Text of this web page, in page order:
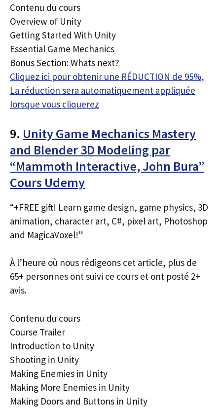
Contenu du cours
Overview of Unity
Getting Started With Unity
Essential Game Mechanics
Bonus Section: Whats next?
Cliquez ici pour obtenir une RÉDUCTION de 95%,
La réduction sera automatiquement appliquée
lorsque vous cliquerez
9. Unity Game Mechanics Mastery
and Blender 3D Modeling par
“Mammoth Interactive, John Bura”
Cours Udemy
“+FREE gift! Learn game design, game physics, 3D
animation, character art, C#, pixel art, Photoshop
and MagicaVoxel!”
À l’heure où nous rédigeons cet article, plus de
65+ personnes ont suivi ce cours et ont posté 2+
avis.
Contenu du cours
Course Trailer
Introduction to Unity
Shooting in Unity
Making Enemies in Unity
Making More Enemies in Unity
Making Doors and Buttons in Unity